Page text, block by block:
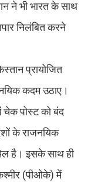
ने भी भारत के साथ
निलंबित करने
प्रायोजित
कदम उठाए।
चेक पोस्ट को बंद
के राजनयिक
है। इसके साथ ही
(पीओके) में